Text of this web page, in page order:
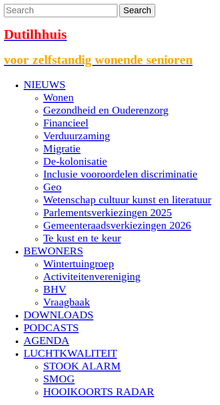
Dutilhhuis
voor zelfstandig wonende senioren
NIEUWS
Wonen
Gezondheid en Ouderenzorg
Financieel
Verduurzaming
Migratie
De-kolonisatie
Inclusie vooroordelen discriminatie
Geo
Wetenschap cultuur kunst en literatuur
Parlementsverkiezingen 2025
Gemeenteraadsverkiezingen 2026
Te kust en te keur
BEWONERS
Wintertuingroep
Activiteitenvereniging
BHV
Vraagbaak
DOWNLOADS
PODCASTS
AGENDA
LUCHTKWALITEIT
STOOK ALARM
SMOG
HOOIKOORTS RADAR